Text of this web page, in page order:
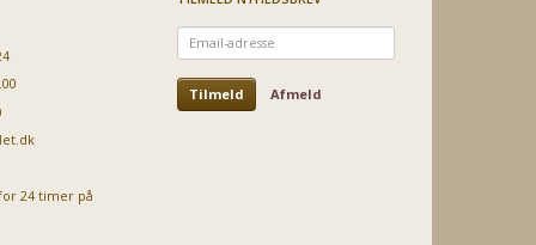
24 timer på
Email-
adresse
Tilmeld Afmeld